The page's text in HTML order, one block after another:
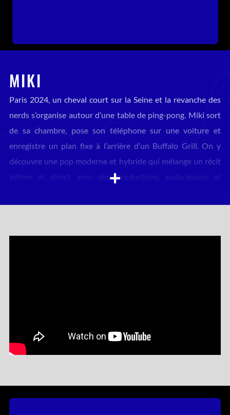
MIKI
Paris 2024, un cheval court sur la Seine et la revanche des
nerds s’organise autour d’une table de ping-pong. Miki sort
de sa chambre, pose son téléphone sur une voiture et
enregistre un plan fixe à l’arrière d’un Buffalo Grill. On y
découvre une pop moderne et hybride qui mélange un récit
intime et direct avec des productions audacieuses et
personne. Avec une liberté de ton, elle aborde le léger
sortie son premier album « Industry Plant », Miki lance son